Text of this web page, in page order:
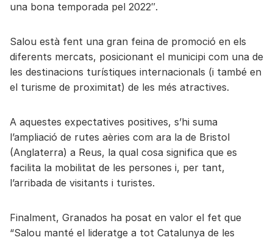
una bona temporada pel 2022″.
Salou està fent una gran feina de promoció en els
diferents mercats, posicionant el municipi com una de
les destinacions turístiques internacionals (i també en
el turisme de proximitat) de les més atractives.
A aquestes expectatives positives, s’hi suma
l’ampliació de rutes aèries com ara la de Bristol
(Anglaterra) a Reus, la qual cosa significa que es
facilita la mobilitat de les persones i, per tant,
l’arribada de visitants i turistes.
Finalment, Granados ha posat en valor el fet que
“Salou manté el lideratge a tot Catalunya de les